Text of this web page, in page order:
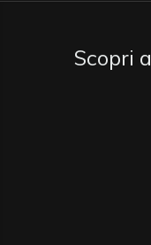
Scopri